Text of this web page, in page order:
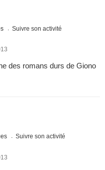
Suivre son activité
des romans durs de Giono
Suivre son activité